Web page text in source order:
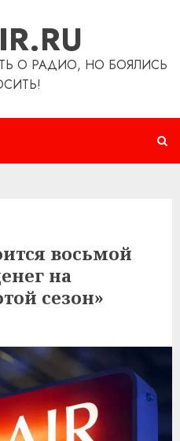
О РАДИО, НО БОЯЛИСЬ
восьмой
на
сезон»